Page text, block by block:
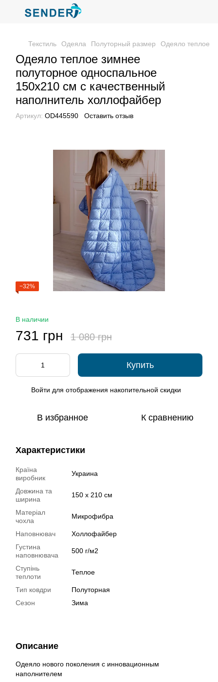
Текстиль Одеяла Полуторный размер Одеяло теплое
Одеяло теплое зимнее
полуторное односпальное
150х210 см с качественный
наполнитель холлофайбер
Артикул: ОD445590 Оставить отзыв
−32%
В наличии
731 грн 1 080 грн
Купить
Войти для отображения накопительной скидки
В избранное К сравнению
Характеристики
Країна
виробник
Украина
Довжина та
ширина
150 х 210 см
Матеріал
чохла
Микрофибра
Наповнювач
Холлофайбер
Густина
наповнювача
500 г/м2
Ступінь
теплоти
Теплое
Тип ковдри
Полуторная
Сезон
Зима
Описание
Одеяло нового поколения с инновационным
наполнителем